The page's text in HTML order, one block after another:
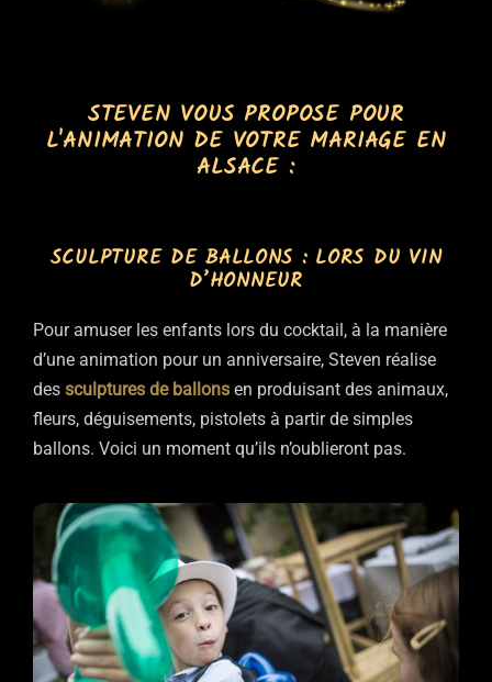
STEVEN VOUS PROPOSE POUR
L'ANIMATION DE VOTRE MARIAGE EN
ALSACE :
SCULPTURE DE BALLONS : LORS DU VIN
D’HONNEUR
Pour amuser les enfants lors du cocktail, à la manière
d’une animation pour un anniversaire, Steven réalise
des sculptures de ballons en produisant des animaux,
fleurs, déguisements, pistolets à partir de simples
ballons. Voici un moment qu’ils n’oublieront pas.